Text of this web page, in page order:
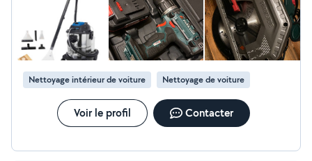
Nettoyage intérieur de voiture Nettoyage de voiture
Voir le profil Contacter